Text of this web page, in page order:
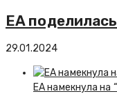
EA
29.01.2024
EA намекнула